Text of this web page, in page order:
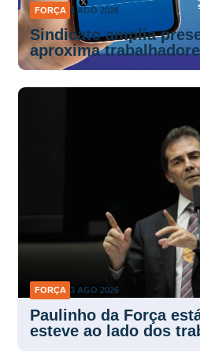
FORÇA 4 AGO 2026
Sindicato amplia
aproxima
FORÇA 3 AGO 2026
Paulinho da Força
esteve ao lado dos